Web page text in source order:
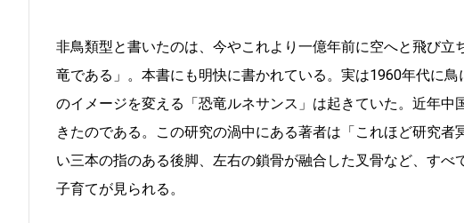
非鳥類型と書いたのは、今やこれより一億年前に空へと飛び
竜である」。本書にも明快に書かれている。実は1960年代に
のイメージを変える「恐竜ルネサンス」は起きていた。近年
きたのである。この研究の渦中にある著者は「これほど研究
い三本の指のある後脚、左右の鎖骨が融合した叉骨など、す
子育てが見られる。